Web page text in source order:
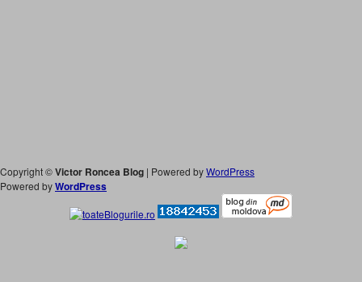
Copyright ©Victor Roncea Blog | Powered byWordPress
Powered byWordPress